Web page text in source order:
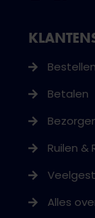
Bestellen
Betalen
Ruilen &
Alles